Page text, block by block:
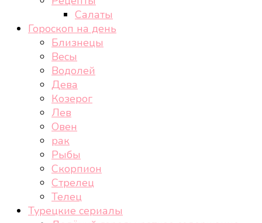
Салаты
Гороскоп на день
Близнецы
Весы
Водолей
Дева
Козерог
Лев
Овен
рак
Рыбы
Скорпион
Стрелец
Телец
Турецкие сериалы